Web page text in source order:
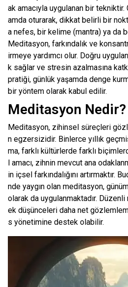
ak amacıyla uygulanan bir
amda oturarak, dikkat belirli bir
a nefes, bir kelime (mantra) ya da
Meditasyon, farkındalık ve
irmeye yardımcı olur. Doğru
k sağlar ve stresin azalmasına
pratiği, günlük yaşamda denge
bir yöntem olarak kabul edilir.
Meditasyon Nedir?
Meditasyon, zihinsel süreçleri
n egzersizidir. Binlerce yıllık
ma, farklı kültürlerde farklı
l amacı, zihnin mevcut ana
in içsel farkındalığını artırmaktır.
nde yaygın olan meditasyon,
olarak da uygulanmaktadır.
ek düşünceleri daha net
s yönetimine destek olabilir.